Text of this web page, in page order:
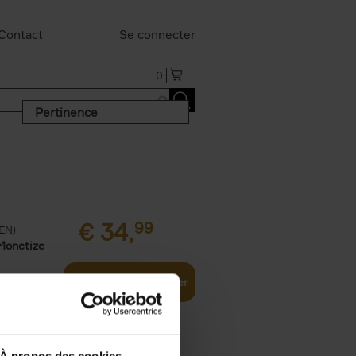
Se connecter
0
Pertinence
€ 34,99
Ajouter au panier